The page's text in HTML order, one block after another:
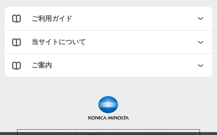
ご利用ガイド
当サイトについて
ご案内